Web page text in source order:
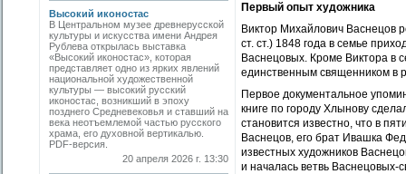
Высокий иконостас
В Центральном музее древнерусской
культуры и искусства имени Андрея
Рублева открылась выставка
«Высокий иконостас», которая
представляет одно из ярких явлений
национальной художественной
культуры — высокий русский
иконостас, возникший в эпоху
позднего Средневековья и ставший на
века неотъемлемой частью русского
храма, его духовной вертикалью.
PDF-версия.
20 апреля 2026 г. 13:30
Первый опыт художника
Виктор Михайлович Васнецов
ст. ст.) 1848 года в семье
Васнецовых. Кроме Виктора в
единственным священником в
Первое документальное
книге по городу Хлынову
становится известно, что в
Васнецов, его брат Ивашка
известных художников
и началась ветвь Васнецовых-